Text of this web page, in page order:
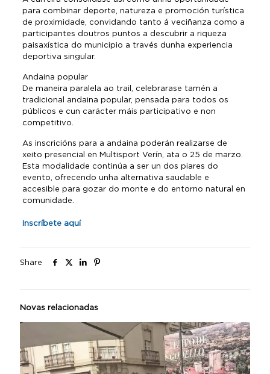
para combinar deporte, natureza e promoción turística
de proximidade, convidando tanto á veciñanza como a
participantes doutros puntos a descubrir a riqueza
paisaxística do municipio a través dunha experiencia
deportiva singular.
Andaina popular
De maneira paralela ao trail, celebrarase tamén a
tradicional andaina popular, pensada para todos os
públicos e cun carácter máis participativo e non
competitivo.
As inscricións para a andaina poderán realizarse de
xeito presencial en Multisport Verín, ata o 25 de marzo.
Esta modalidade continúa a ser un dos piares do
evento, ofrecendo unha alternativa saudable e
accesible para gozar do monte e do entorno natural en
comunidade.
Inscríbete aquí
Share
Novas relacionadas